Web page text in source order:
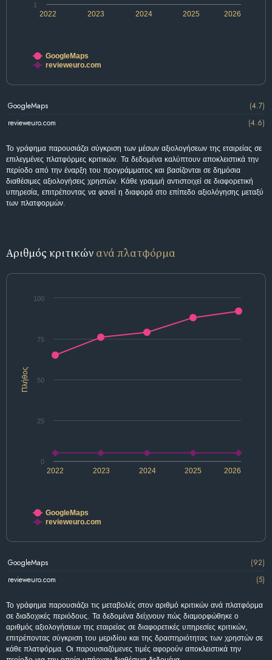
2022 2024 2026
2023 2025
1
GoogleMaps
revieweuro.com
GoogleMaps
(4.7)
revieweuro.com
(4.6)
Το γράφημα παρουσιάζει σύγκριση των μέσων αξιολογήσεων της εταιρείας σε
επιλεγμένες πλατφόρμες κριτικών. Τα δεδομένα καλύπτουν αποκλειστικά την
περίοδο από την έναρξη του προγράμματος και βασίζονται σε δημόσια
διαθέσιμες αξιολογήσεις χρηστών. Κάθε γραμμή αντιστοιχεί σε διαφορετική
υπηρεσία, επιτρέποντας να φανεί η διαφορά στο επίπεδο αξιολόγησης μεταξύ
των πλατφορμών.
Αριθμός κριτικών ανά πλατφόρμα
Πλήθος
2022 2024 2026
2023 2025
0
100
25
50
75
GoogleMaps
revieweuro.com
GoogleMaps
(92)
revieweuro.com
(5)
Το γράφημα παρουσιάζει τις μεταβολές στον αριθμό κριτικών ανά πλατφόρμα
σε διαδοχικές περιόδους. Τα δεδομένα δείχνουν πώς διαμορφώθηκε ο
αριθμός αξιολογήσεων της εταιρείας σε διαφορετικές υπηρεσίες κριτικών,
επιτρέποντας σύγκριση του μεριδίου και της δραστηριότητας των χρηστών σε
κάθε πλατφόρμα. Οι παρουσιαζόμενες τιμές αφορούν αποκλειστικά την